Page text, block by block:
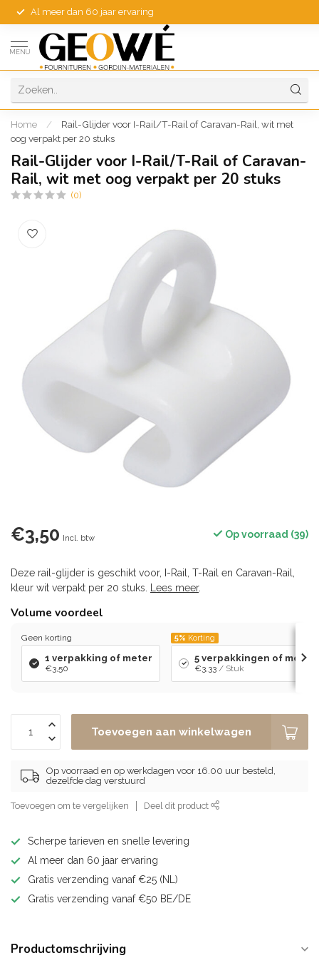
Al meer dan 60 jaar ervaring
MENU
Home /
Rail-Glijder voor I-Rail/T-Rail of Caravan-Rail, wit met
oog verpakt per 20 stuks
Rail-Glijder voor I-Rail/T-Rail of Caravan-
Rail, wit met oog verpakt per 20 stuks
(0)
€3,50 Incl. btw Op voorraad (39)
Deze rail-glijder is geschikt voor, I-Rail, T-Rail en Caravan-Rail,
kleur wit verpakt per 20 stuks.
Lees meer.
Volume voordeel
Geen korting
1 verpakking of meter
€3,50
5% Korting
5 verpakkingen of
€3,33 / Stuk
Toevoegen aan winkelwagen
Op voorraad en op werkdagen voor 16.00 uur besteld,
dezelfde dag verstuurd
Toevoegen om te vergelijken Deel dit product
Scherpe tarieven en snelle levering
Al meer dan 60 jaar ervaring
Gratis verzending vanaf €25 (NL)
Gratis verzending vanaf €50 BE/DE
Productomschrijving